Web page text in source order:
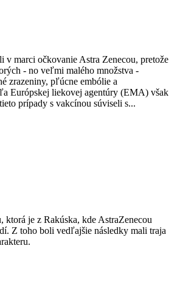
v marci očkovanie Astra Zenecou, pretože
- no veľmi malého množstva -
zrazeniny, pľúcne embólie a
Európskej liekovej agentúry (EMA) však
prípady s vakcínou súviseli s...
ktorá je z Rakúska, kde AstraZenecou
Z toho boli vedľajšie následky mali traja